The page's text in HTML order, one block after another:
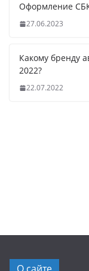
Оформление
27.06.2023
Какому бренду
2022?
22.07.2022